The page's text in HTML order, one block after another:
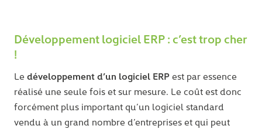
Développement logiciel ERP : c’est trop cher
!
Le développement d’un logiciel ERP est par essence
réalisé une seule fois et sur mesure. Le coût est donc
forcément plus important qu’un logiciel standard
vendu à un grand nombre d’entreprises et qui peut